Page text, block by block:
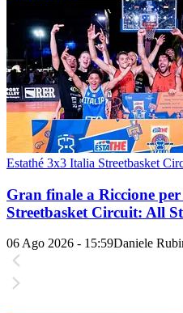
Estathé 3x3 Italia Streetbasket
Gran finale a Riccione
Streetbasket Circuit: All
06 Ago 2026 - 15:59Daniele